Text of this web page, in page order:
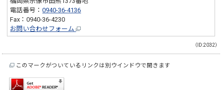
電話番号：0940-36-4136
Fax：0940-36-4230
お問い合わせフォーム
（ID:2032）
このマークがついているリンクは別ウインドウで開きます